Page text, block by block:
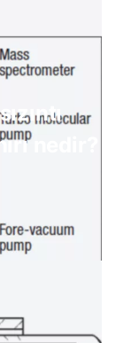
nedir?